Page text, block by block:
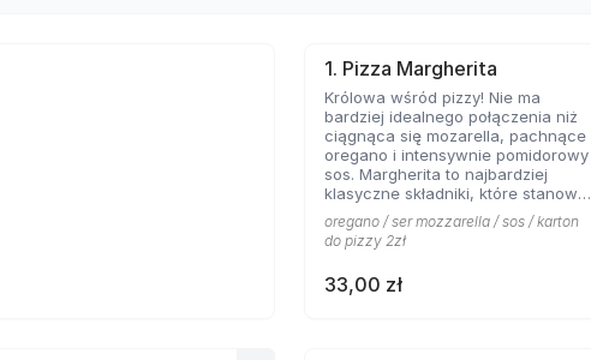
1. Pizza Margherita
Królowa wśród pizzy! Nie ma
bardziej idealnego połączenia niż
ciągnąca się mozarella, pachnące
oregano i intensywnie pomidorowy
sos. Margherita to najbardziej
klasyczne składniki, które stanowią
bazę każdej pizzy. Nasza
Margherita z pewnością nie ma
sobie równych w okolicy!
oregano / ser mozzarella / sos / karton
do pizzy 2zł
33,00 zł